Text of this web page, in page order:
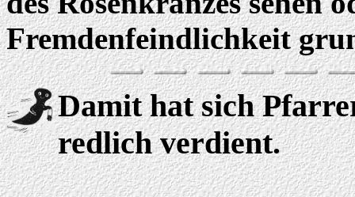
Fremdenfeindlichkeit
Damit hat sich
redlich verdient.